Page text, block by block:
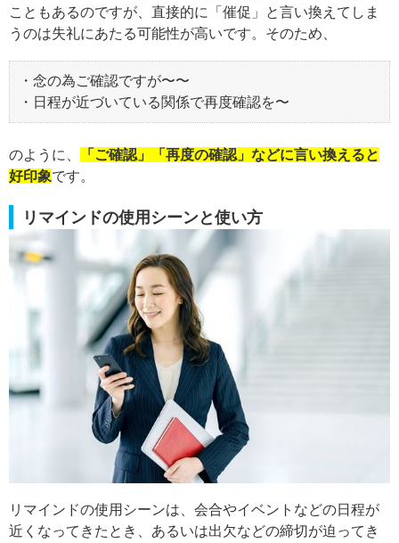
こともあるのですが、直接的に「催促」と言い換えてしま
うのは失礼にあたる可能性が高いです。そのため、
・念の為ご確認ですが〜〜
・日程が近づいている関係で再度確認を〜
のように、
「ご確認」「再度の確認」などに言い換えると
好印象です。
リマインドの使用シーンと使い方
リマインドの使用シーンは、会合やイベントなどの日程が
近くなってきたとき、あるいは出欠などの締切が迫ってき